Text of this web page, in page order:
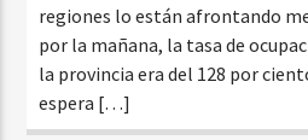
regiones lo están afrontando
por la mañana, la tasa de
la provincia era del 128 por
espera […]